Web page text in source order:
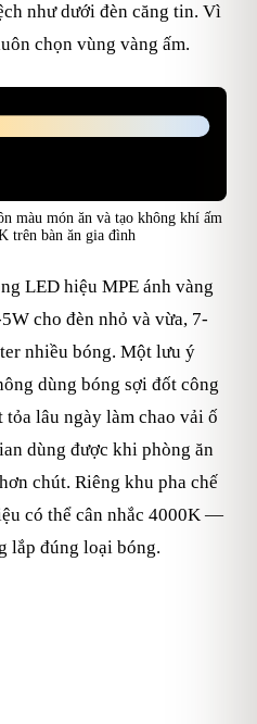
như dưới đèn căng tin. Vì
chọn vùng vàng ấm.
màu món ăn và tạo không khí ấm
trên bàn ăn gia đình
LED hiệu MPE ánh vàng
cho đèn nhỏ và vừa, 7-
nhiều bóng. Một lưu ý
dùng bóng sợi đốt công
lâu ngày làm chao vải ố
dùng được khi phòng ăn
chút. Riêng khu pha chế
có thể cân nhắc 4000K —
lắp đúng loại bóng.